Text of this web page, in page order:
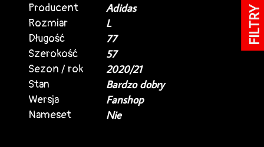
Producent
Adidas
Rozmiar
L
Długość
77
Szerokość
57
Sezon / rok
2020/21
Stan
Bardzo dobry
Wersja
Fanshop
Nameset
Nie
FILTRY